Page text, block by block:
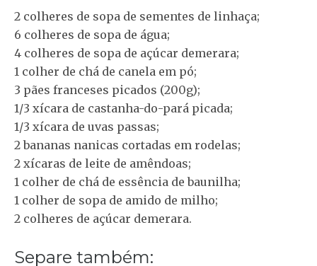
2 colheres de sopa de sementes de linhaça;
6 colheres de sopa de água;
4 colheres de sopa de açúcar demerara;
1 colher de chá de canela em pó;
3 pães franceses picados (200g);
1/3 xícara de castanha-do-pará picada;
1/3 xícara de uvas passas;
2 bananas nanicas cortadas em rodelas;
2 xícaras de leite de amêndoas;
1 colher de chá de essência de baunilha;
1 colher de sopa de amido de milho;
2 colheres de açúcar demerara.
Separe também: